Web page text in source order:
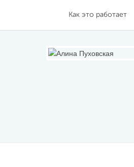
Как это работает